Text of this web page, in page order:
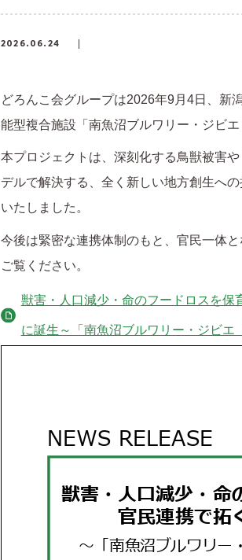
2026.06.24
どろんこ会グループは2026年9月4日、新
能型複合施設「南魚沼ブルワリー・ジビ
本プロジェクトは、深刻化する鳥獣被害
デルで解決する、全く新しい地方創生へ
いたしました。
今後は緊密な連携体制のもと、官民一体
ご覧ください。
獣害・人口減少・命のフードロスを
に誕生～「南魚沼ブルワリー・ジビエ